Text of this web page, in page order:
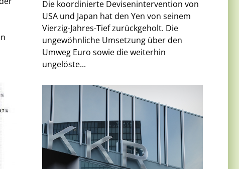
Die koordinierte Devisenintervention von
USA und Japan hat den Yen von seinem
Vierzig-Jahres-Tief zurückgeholt. Die
ungewöhnliche Umsetzung über den
Umweg Euro sowie die weiterhin
ungelöste...